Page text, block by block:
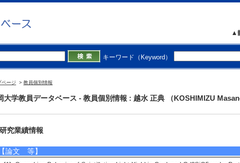
▲
キーワード（Keyword）
ページ > 教員個別情報
大学教員データベース - 教員個別情報 : 越水 正典 （KOSHIMIZU
・日本物理学会
・日本化学会
・日本放射線化学会
個人ホームページ】
https://wwp.shizuoka.ac.jp/koshimizu/
研究業績情報
【論文 等】